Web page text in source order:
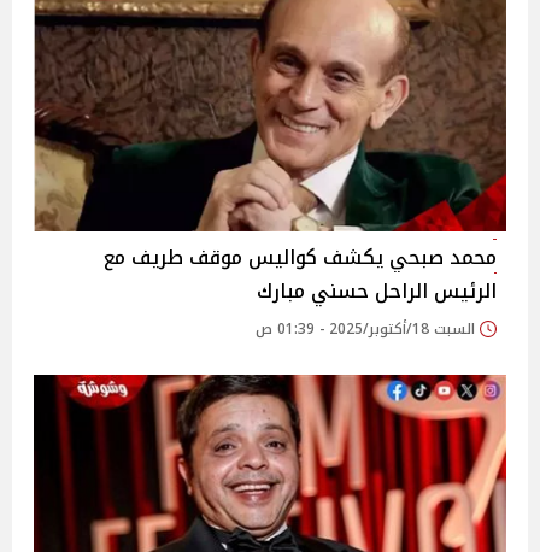
محمد صبحي يكشف كواليس موقف طريف مع
الرئيس الراحل حسني مبارك
السبت 18/أكتوبر/2025 - 01:39 ص